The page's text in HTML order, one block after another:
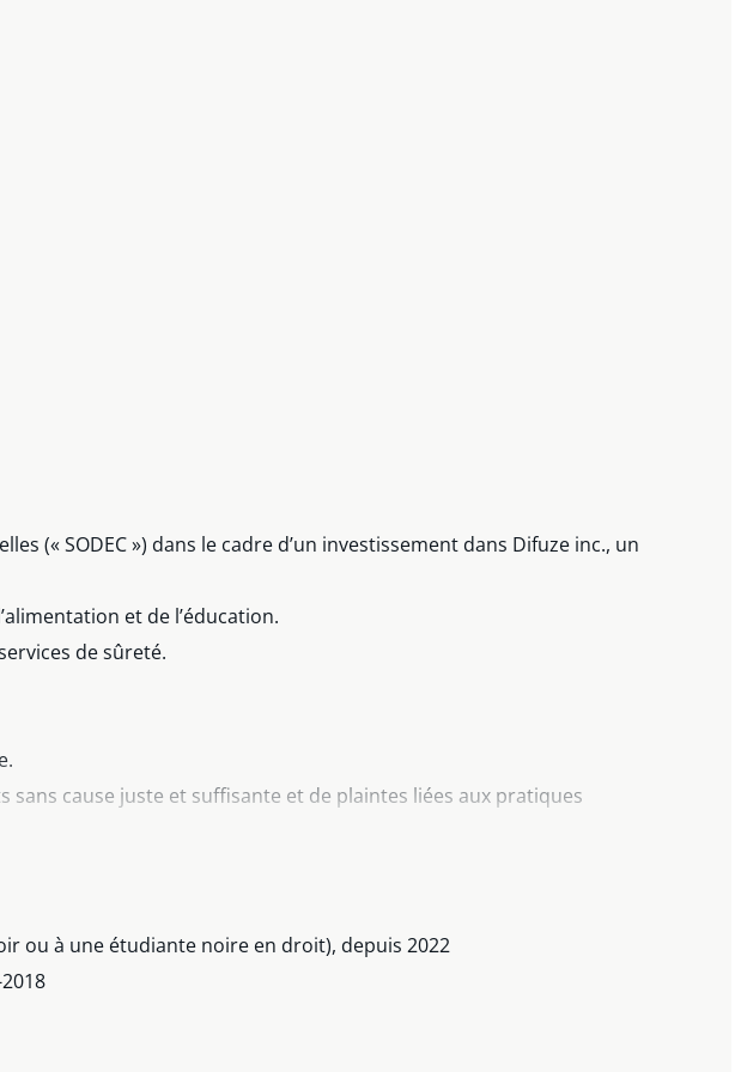
(« SODEC ») dans le cadre d’un investissement dans Difuze inc., un
et de l’éducation.
de sûreté.
cause juste et suffisante et de plaintes liées aux pratiques
aux clauses de confidentialité, de non-concurrence et de non-
ou à une étudiante noire en droit), depuis 2022